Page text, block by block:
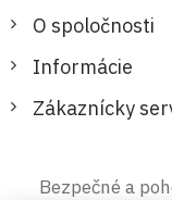
O spoločnosti
Informácie
Zákaznícky
Bezpečné a